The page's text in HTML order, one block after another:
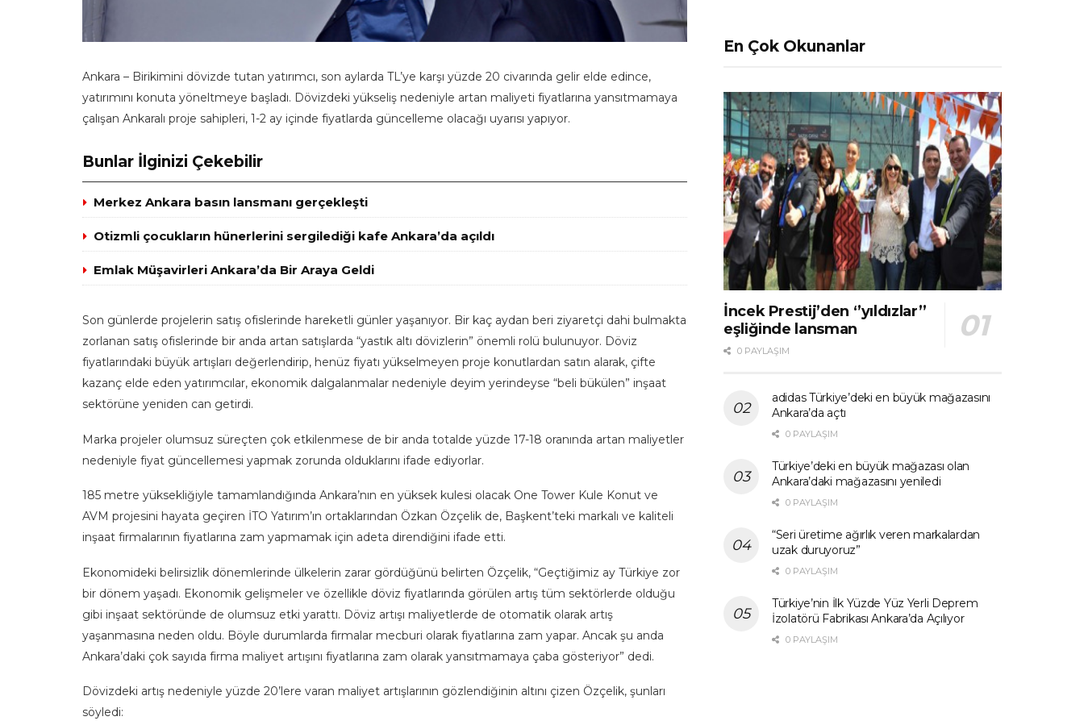
Ankara – Birikimini dövizde tutan yatırımcı, son aylarda TL’ye karşı yüzde 20 civarında gelir elde edince,
yatırımını konuta yöneltmeye başladı. Dövizdeki yükseliş nedeniyle artan maliyeti fiyatlarına yansıtmamaya
çalışan Ankaralı proje sahipleri, 1-2 ay içinde fiyatlarda güncelleme olacağı uyarısı yapıyor.
Bunlar İlginizi Çekebilir
Merkez Ankara basın lansmanı gerçekleşti
Otizmli çocukların hünerlerini sergilediği kafe Ankara’da açıldı
Emlak Müşavirleri Ankara’da Bir Araya Geldi
Son günlerde projelerin satış ofislerinde hareketli günler yaşanıyor. Bir kaç aydan beri ziyaretçi dahi bulmakta
zorlanan satış ofislerinde bir anda artan satışlarda “yastık altı dövizlerin” önemli rolü bulunuyor. Döviz
fiyatlarındaki büyük artışları değerlendirip, henüz fiyatı yükselmeyen proje konutlardan satın alarak, çifte
kazanç elde eden yatırımcılar, ekonomik dalgalanmalar nedeniyle deyim yerindeyse “beli bükülen” inşaat
sektörüne yeniden can getirdi.
Marka projeler olumsuz süreçten çok etkilenmese de bir anda totalde yüzde 17-18 oranında artan maliyetler
nedeniyle fiyat güncellemesi yapmak zorunda olduklarını ifade ediyorlar.
185 metre yüksekliğiyle tamamlandığında Ankara’nın en yüksek kulesi olacak One Tower Kule Konut ve
AVM projesini hayata geçiren İTO Yatırım’ın ortaklarından Özkan Özçelik de, Başkent’teki markalı ve kaliteli
inşaat firmalarının fiyatlarına zam yapmamak için adeta direndiğini ifade etti.
Ekonomideki belirsizlik dönemlerinde ülkelerin zarar gördüğünü belirten Özçelik, “Geçtiğimiz ay Türkiye zor
bir dönem yaşadı. Ekonomik gelişmeler ve özellikle döviz fiyatlarında görülen artış tüm sektörlerde olduğu
gibi inşaat sektöründe de olumsuz etki yarattı. Döviz artışı maliyetlerde de otomatik olarak artış
yaşanmasına neden oldu. Böyle durumlarda firmalar mecburi olarak fiyatlarına zam yapar. Ancak şu anda
Ankara’daki çok sayıda firma maliyet artışını fiyatlarına zam olarak yansıtmamaya çaba gösteriyor” dedi.
Dövizdeki artış nedeniyle yüzde 20’lere varan maliyet artışlarının gözlendiğinin altını çizen Özçelik, şunları
söyledi:
En Çok Okunanlar
İncek Prestij’den ‘’yıldızlar’’
eşliğinde lansman
0 PAYLAŞIM
adidas Türkiye’deki en büyük mağazasını
Ankara’da açtı
0 PAYLAŞIM
Türkiye’deki en büyük mağazası olan
Ankara’daki mağazasını yeniledi
0 PAYLAŞIM
“Seri üretime ağırlık veren markalardan
uzak duruyoruz”
0 PAYLAŞIM
Türkiye’nin İlk Yüzde Yüz Yerli Deprem
İzolatörü Fabrikası Ankara’da Açılıyor
0 PAYLAŞIM